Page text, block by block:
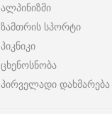
ალპინიზმი
ზამთრის სპორტი
პიკნიკი
ცხენოსნობა
პირველადი დახმარება